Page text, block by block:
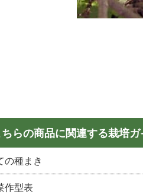
ちらの商品に関連する栽培ガ
の種まき
作型表